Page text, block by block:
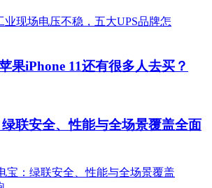
果iPhone 11还有很多人去买？
联安全、性能与全场景覆盖全面